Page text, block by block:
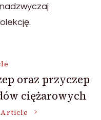
oraz przyczep
ciężarowych